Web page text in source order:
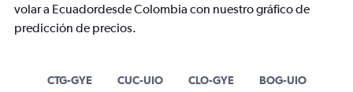
volar a Ecuadordesde Colombia con nuestro gráfico de
predicción de precios.
CTG-GYE CUC-UIO CLO-GYE BOG-UIO